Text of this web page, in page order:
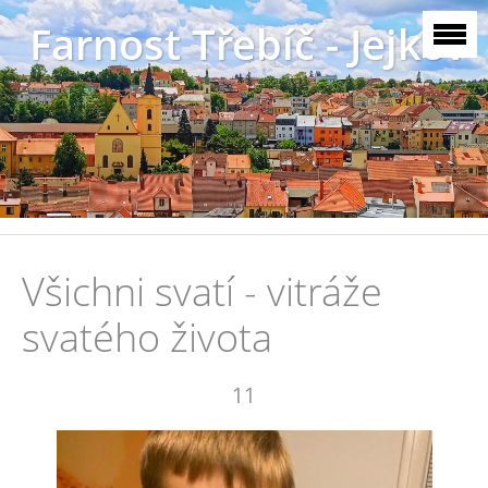
Farnost Třebíč - Jejkov
Všichni svatí - vitráže
svatého života
11